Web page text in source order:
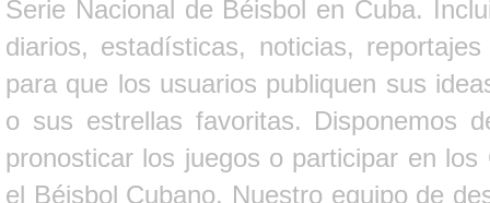
Serie Nacional de Béisbol en Cuba.
diarios, estadísticas, noticias,
para que los usuarios publiquen sus
o sus estrellas favoritas. Disponemos
pronosticar los juegos o participar en
el Béisbol Cubano. Nuestro equipo de